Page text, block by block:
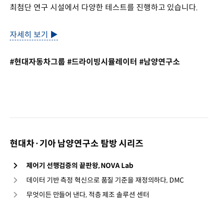
최첨단 연구 시설에서 다양한 테스트를 진행하고 있습니다.
자세히 보기 ▶
#현대자동차그룹 #드라이빙시뮬레이터 #남양연구소
현대차·기아 남양연구소 탐방 시리즈
제어기 선행검증의 끝판왕, NOVA Lab
데이터 기반 측정 혁신으로 품질 기준을 재정의하다, DMC
무엇이든 만들어 낸다, 적층 제조 솔루션 센터